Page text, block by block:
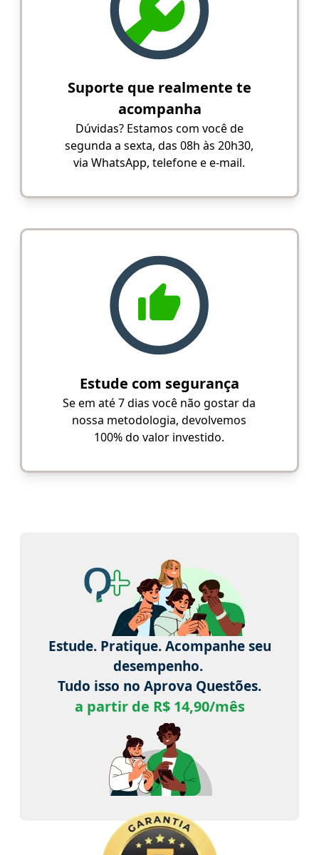
Suporte que realmente te
acompanha
Dúvidas? Estamos com você de
segunda a sexta, das 08h às 20h30,
via WhatsApp, telefone e e-mail.
Estude com segurança
Se em até 7 dias você não gostar da
nossa metodologia, devolvemos
100% do valor investido.
Estude. Pratique. Acompanhe seu
desempenho.
Tudo isso no Aprova Questões.
a partir de R$ 14,90/mês